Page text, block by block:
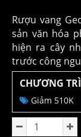
Rượu vang
sản văn hóa
hiện ra cây
trước công
CHƯƠNG
Giảm 510K